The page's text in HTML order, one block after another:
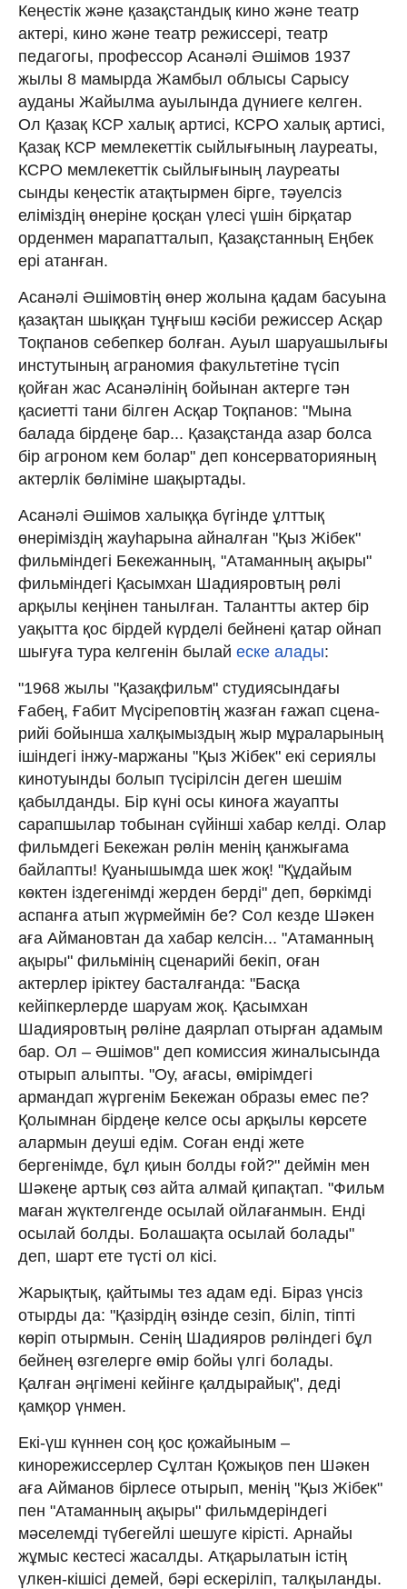
Кеңестік және қазақстандық кино және театр
актері, кино және театр режиссері, театр
педагогы, профессор Асанәлі Әшімов 1937
жылы 8 мамырда Жамбыл облысы Сарысу
ауданы Жайылма ауылында дүниеге келген.
Ол Қазақ КСР халық артисі, КСРО халық артисі,
Қазақ КСР мемлекеттік сыйлығының лауреаты,
КСРО мемлекеттік сыйлығының лауреаты
сынды кеңестік атақтырмен бірге, тәуелсіз
еліміздің өнеріне қосқан үлесі үшін бірқатар
орденмен марапатталып, Қазақстанның Еңбек
ері атанған.
Асанәлі Әшімовтің өнер жолына қадам басуына
қазақтан шыққан тұңғыш кәсіби режиссер Асқар
Тоқпанов себепкер болған. Ауыл шаруашылығы
инстутының аграномия факультетіне түсіп
қойған жас Асанәлінің бойынан актерге тән
қасиетті тани білген Асқар Тоқпанов: "Мына
балада бірдеңе бар... Қазақстанда азар болса
бір агроном кем болар" деп консерваторияның
актерлік бөліміне шақыртады.
Асанәлі Әшімов халыққа бүгінде ұлттық
өнеріміздің жауһарына айналған "Қыз Жібек"
фильміндегі Бекежанның, "Атаманның ақыры"
фильміндегі Қасымхан Ша­дия­ровтың рөлі
арқылы кеңінен танылған. Талантты актер бір
уақытта қос бірдей күрделі бейнені қатар ойнап
шығуға тура келгенін былай еске алады:
"1968 жылы "Қазақфильм" студия­сындағы
Ғабең, Ғабит Мүсіреповтің жазған ғажап сцена­
рийі бойынша халқымыздың жыр мұраларының
ішіндегі інжу-мар­жаны "Қыз Жібек" екі сериялы
кинотуынды болып түсірілсін деген шешім
қабылданды. Бір күні осы киноға жауапты
сарапшылар тобынан сүйінші хабар келді. Олар
фильмдегі Бекежан рөлін менің қанжығама
байлапты! Қуанышымда шек жоқ! "Құдайым
көктен іздегенімді жерден берді" деп, бөркімді
аспанға атып жүрмеймін бе? Сол кезде Шәкен
аға Аймановтан да хабар келсін... "Атаманның
ақыры" фильмінің сценарийі бекіп, оған
актерлер іріктеу басталғанда: "Басқа
кейіпкерлерде шаруам жоқ. Қасымхан
Шадияровтың рөліне даярлап отырған адамым
бар. Ол – Әшімов" деп комиссия жиналысында
отырып алыпты. "Оу, ағасы, өмірімдегі
армандап жүргенім Бекежан образы емес пе?
Қолымнан бірдеңе келсе осы арқылы көрсете
алармын деуші едім. Соған енді жете
бергенімде, бұл қиын болды ғой?" деймін мен
Шәкеңе артық сөз айта алмай қипақтап. "Фильм
маған жүктелгенде осылай ойлағанмын. Енді
осылай болды. Болашақта осылай болады"
деп, шарт ете түсті ол кісі.
Жарықтық, қайтымы тез адам еді. Біраз үнсіз
отырды да: "Қазірдің өзінде сезіп, біліп, тіпті
көріп отырмын. Сенің Шадияров рөліндегі бұл
бейнең өзгелерге өмір бойы үлгі болады.
Қалған әңгімені кейінге қалдырайық", деді
қамқор үнмен.
Екі-үш күннен соң қос қожайыным –
кинорежиссерлер Сұлтан Қожықов пен Шәкен
аға Айманов бірлесе отырып, менің "Қыз Жібек"
пен "Атаманның ақыры" фильмдеріндегі
мәселемді түбегейлі шешуге кірісті. Ар­найы
жұмыс кестесі жасалды. Атқа­рылатын істің
үлкен-кішісі демей, бәрі ескеріліп, талқыланды.